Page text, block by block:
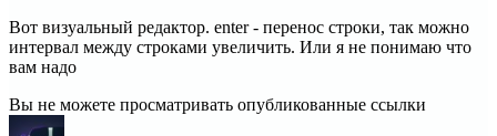
Вот визуальный редактор. enter - перенос строки, так можно
интервал между строками увеличить. Или я не понимаю что
вам надо
Вы не можете просматривать опубликованные ссылки